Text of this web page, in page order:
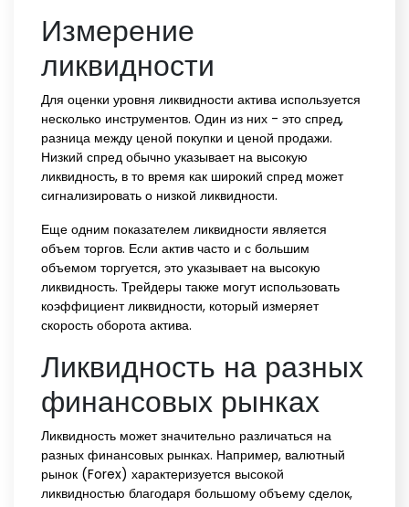
Измерение
ликвидности
Для оценки уровня ликвидности актива используется
несколько инструментов. Один из них - это спред,
разница между ценой покупки и ценой продажи.
Низкий спред обычно указывает на высокую
ликвидность, в то время как широкий спред может
сигнализировать о низкой ликвидности.
Еще одним показателем ликвидности является
объем торгов. Если актив часто и с большим
объемом торгуется, это указывает на высокую
ликвидность. Трейдеры также могут использовать
коэффициент ликвидности, который измеряет
скорость оборота актива.
Ликвидность на разных
финансовых рынках
Ликвидность может значительно различаться на
разных финансовых рынках. Например, валютный
рынок (Forex) характеризуется высокой
ликвидностью благодаря большому объему сделок,